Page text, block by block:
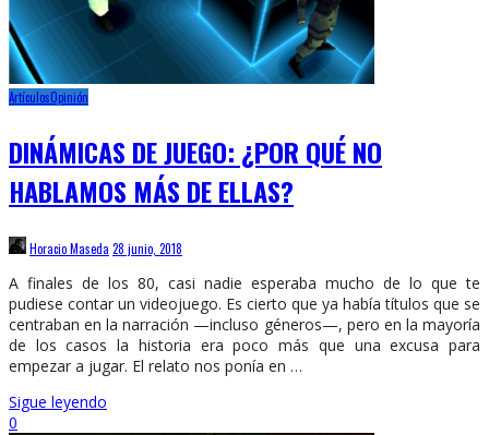
ArtículosOpinión
DINÁMICAS DE JUEGO: ¿POR QUÉ NO
HABLAMOS MÁS DE ELLAS?
Horacio Maseda 28 junio, 2018
A finales de los 80, casi nadie esperaba mucho de lo que te
pudiese contar un videojuego. Es cierto que ya había títulos que se
centraban en la narración —incluso géneros—, pero en la mayoría
de los casos la historia era poco más que una excusa para
empezar a jugar. El relato nos ponía en …
Sigue leyendo
0